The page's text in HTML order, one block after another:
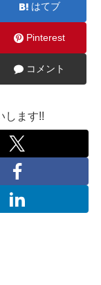
はてブ
Pinterest
コメント
します!!